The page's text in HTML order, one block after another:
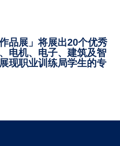
品展」将展出20个优秀
电机、电子、建筑及智
现职业训练局学生的专